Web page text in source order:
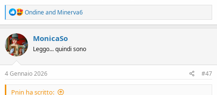
R
e
a
c
t
i
n
s
Ondineand Minerva6
MonicaSo
Leggo... quindi sono
4 Gennaio 2026 #47
Pnin ha scritto: